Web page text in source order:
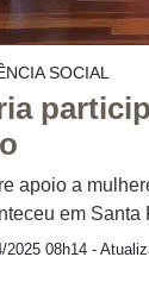
SOCIAL
apoio a
em Santa
2025 08h14 -